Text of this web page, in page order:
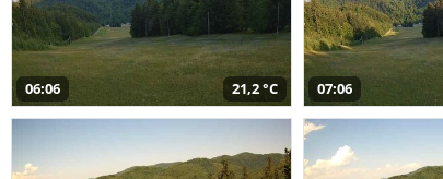
06:06 21,2 °C 07:06